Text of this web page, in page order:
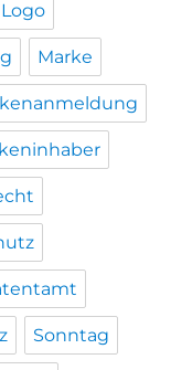
Logo
Marke
Sonntag